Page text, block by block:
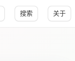
搜索 关于